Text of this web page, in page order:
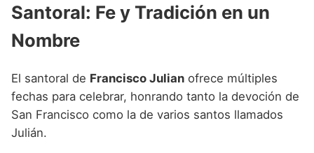
Santoral: Fe y Tradición en un
Nombre
El santoral de Francisco Julian ofrece múltiples
fechas para celebrar, honrando tanto la devoción de
San Francisco como la de varios santos llamados
Julián.